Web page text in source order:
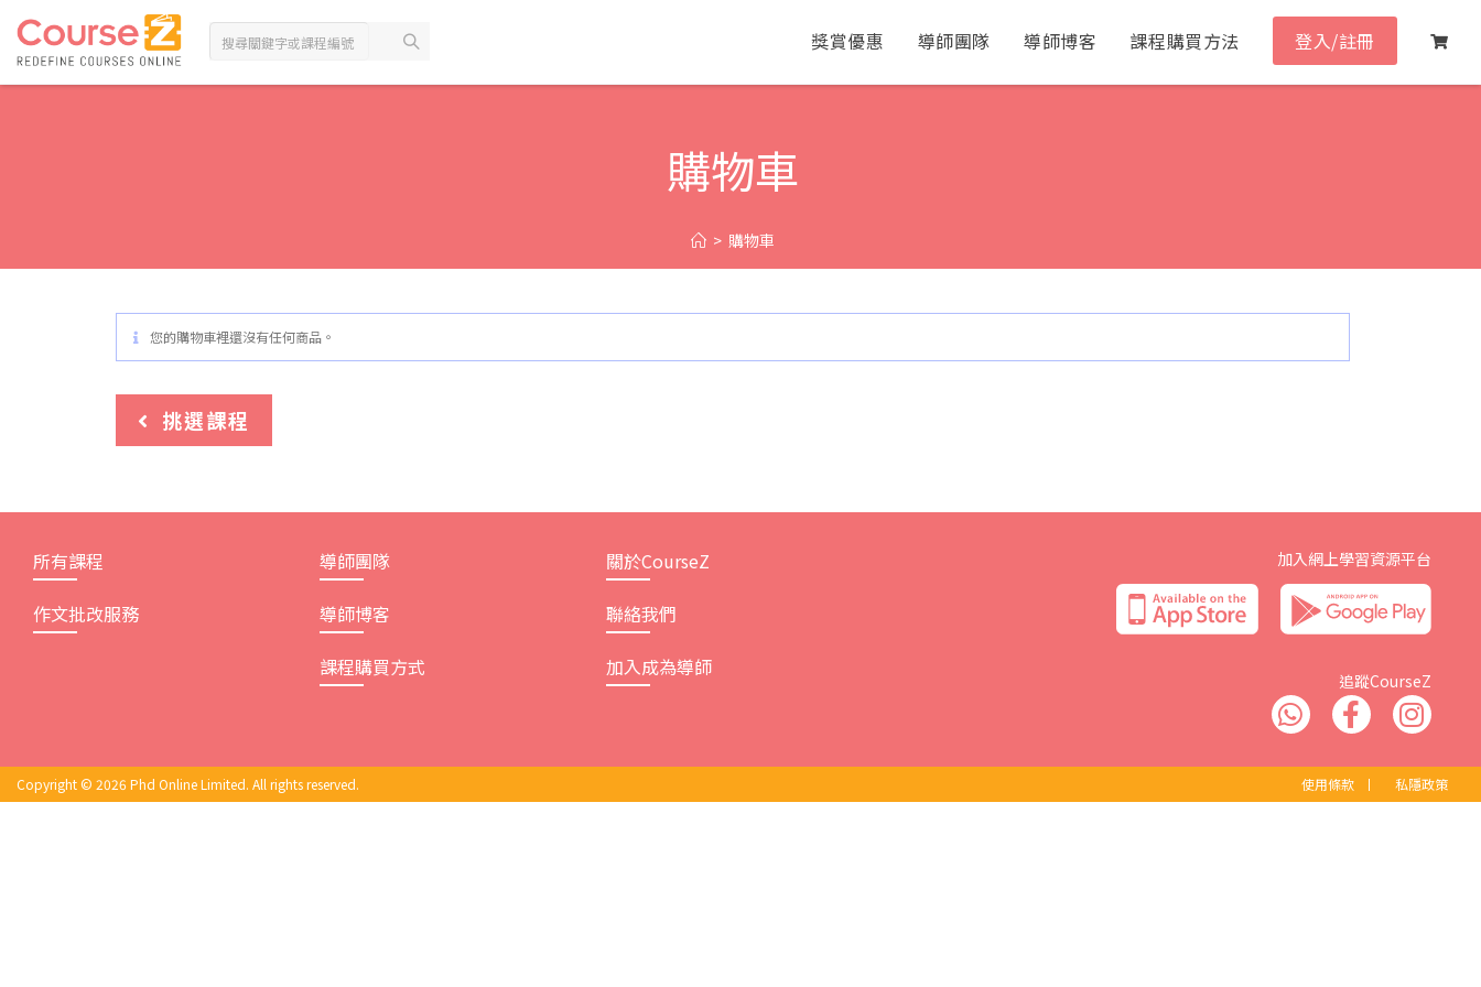
獎賞優惠 導師團隊 導師博客 課程購買方法 登入/註冊
購物車
> 購物車
您的購物車裡還沒有任何商品。
挑選課程
所有課程
作文批改服務
導師團隊
導師博客
課程購買方式
關於CourseZ
聯絡我們
加入成為導師
加入網上學習資源平台
追蹤CourseZ
Copyright © 2026 Phd Online Limited. All rights reserved. 使用條款 丨 私隱政策